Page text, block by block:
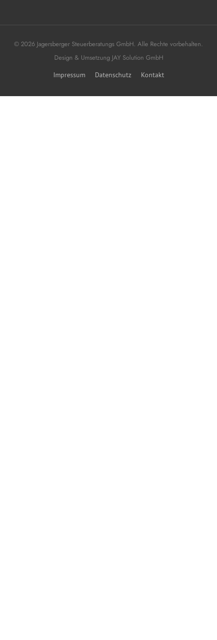
© 2026 Jagersberger Steuerberatungs GmbH. Alle Rechte vorbehalten.
Design & Umsetzung JAY Solution GmbH
Impressum Datenschutz Kontakt